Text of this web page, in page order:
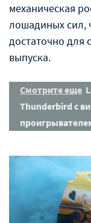
механическая
лошадиных сил,
достаточно для
выпуска.
Смотрите еще
Thunderbird с